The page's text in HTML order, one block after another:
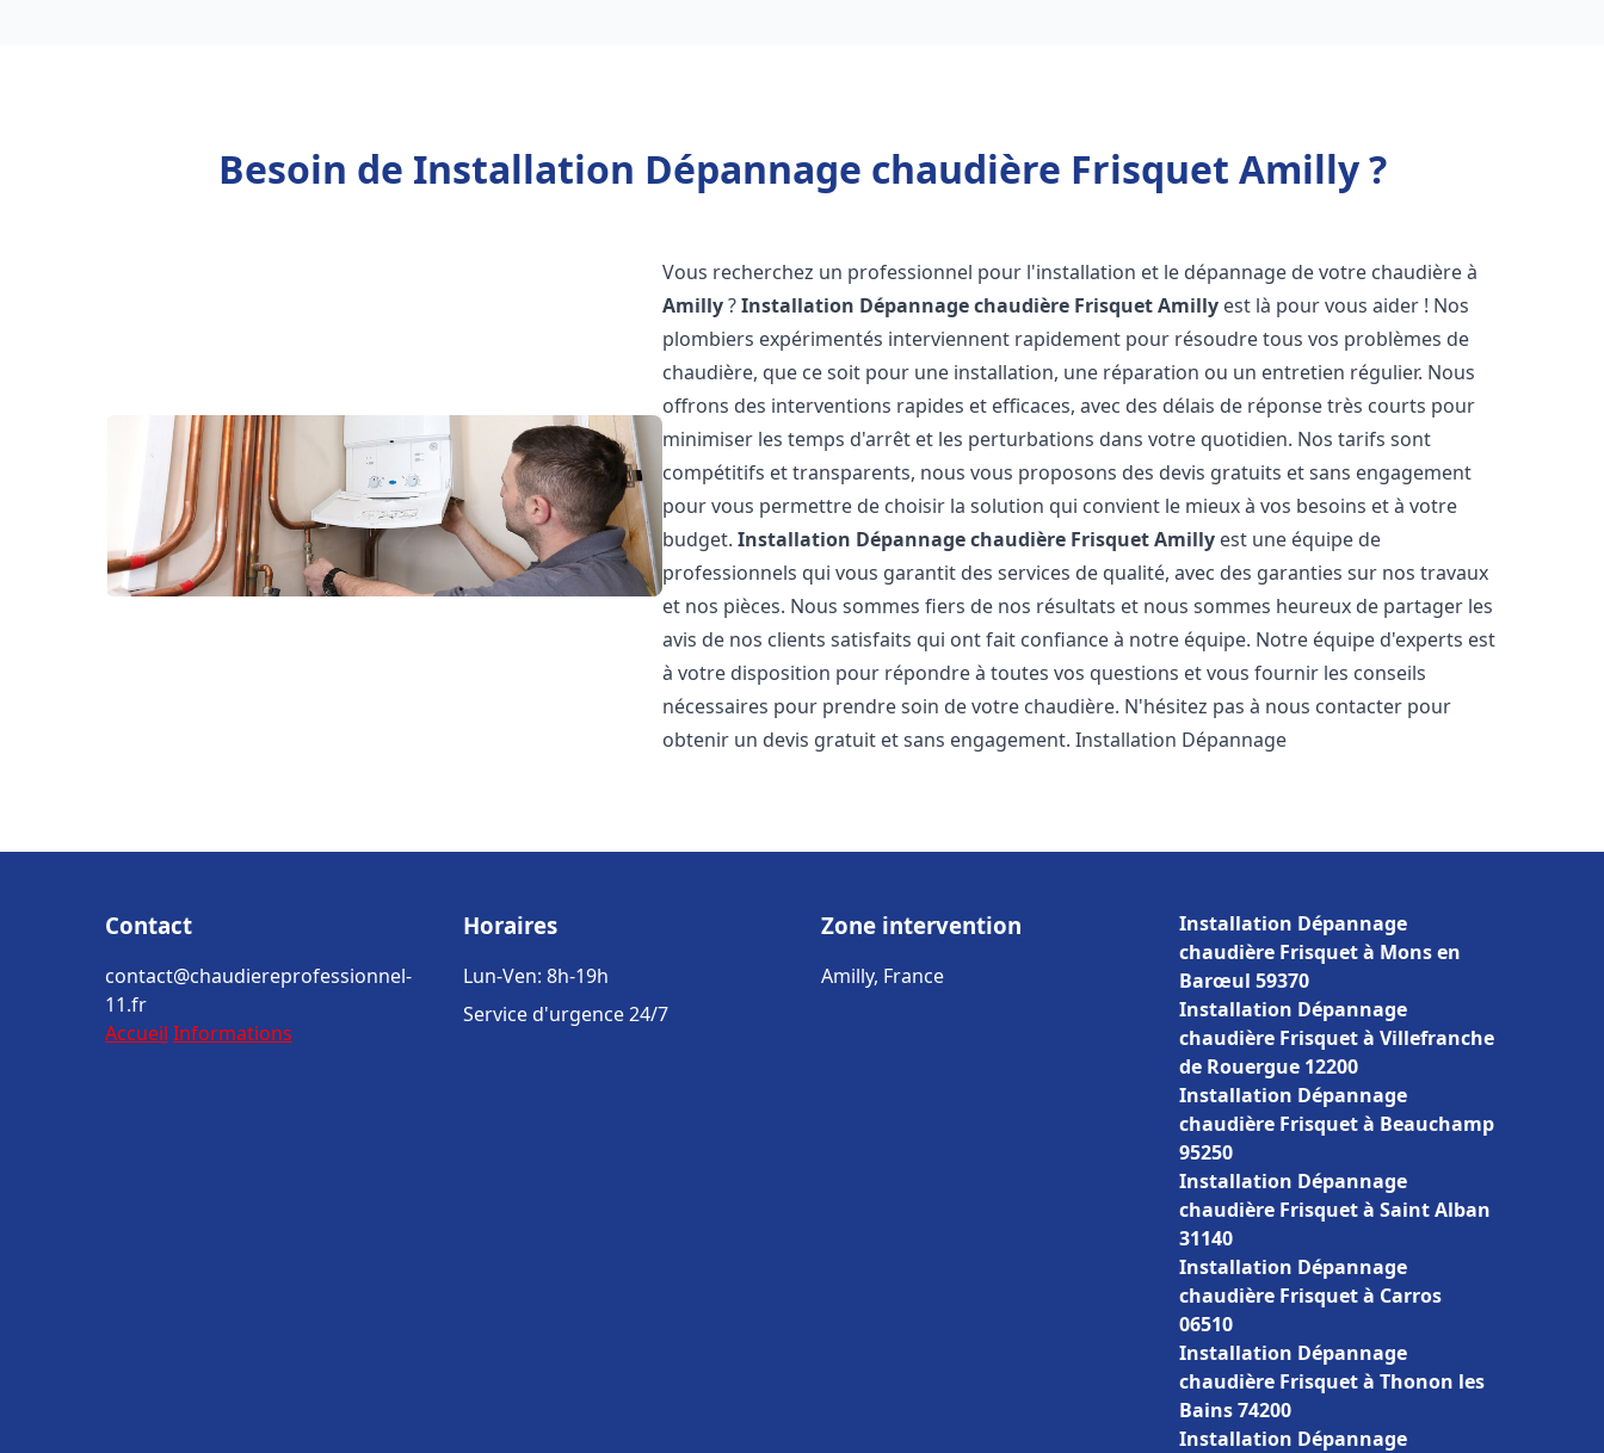
Besoin de Installation Dépannage chaudière Frisquet Amilly ?
Vous recherchez un professionnel pour l'installation et le dépannage de votre chaudière à
Amilly?Installation Dépannage chaudière FrisquetAmilly est là pour vous aider ! Nos
plombiers expérimentés interviennent rapidement pour résoudre tous vos problèmes de
chaudière, que ce soit pour une installation, une réparation ou un entretien régulier. Nous
offrons des interventions rapides et efficaces, avec des délais de réponse très courts pour
minimiser les temps d'arrêt et les perturbations dans votre quotidien. Nos tarifs sont
compétitifs et transparents, nous vous proposons des devis gratuits et sans engagement
pour vous permettre de choisir la solution qui convient le mieux à vos besoins et à votre
budget.Installation Dépannage chaudière FrisquetAmilly est une équipe de
professionnels qui vous garantit des services de qualité, avec des garanties sur nos travaux
et nos pièces. Nous sommes fiers de nos résultats et nous sommes heureux de partager les
avis de nos clients satisfaits qui ont fait confiance à notre équipe. Notre équipe d'experts est
à votre disposition pour répondre à toutes vos questions et vous fournir les conseils
nécessaires pour prendre soin de votre chaudière. N'hésitez pas à nous contacter pour
obtenir un devis gratuit et sans engagement. Installation Dépannage
Contact
contact@chaudiereprofessionnel-
11.fr
Accueil Informations
Horaires
Lun-Ven: 8h-19h
Service d'urgence 24/7
Zone intervention
Amilly, France
Installation Dépannage
chaudière Frisquet à Mons en
Barœul 59370
Installation Dépannage
chaudière Frisquet à Villefranche
de Rouergue 12200
Installation Dépannage
chaudière Frisquet à Beauchamp
95250
Installation Dépannage
chaudière Frisquet à Saint Alban
31140
Installation Dépannage
chaudière Frisquet à Carros
06510
Installation Dépannage
chaudière Frisquet à Thonon les
Bains 74200
Installation Dépannage